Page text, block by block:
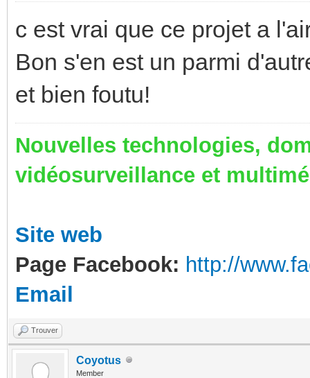
c est vrai que ce projet a
Bon s'en est un parmi
et bien foutu!
Nouvelles technologies,
vidéosurveillance et
Site web
Page Facebook: http://
Email
Trouver
Coyotus
Member